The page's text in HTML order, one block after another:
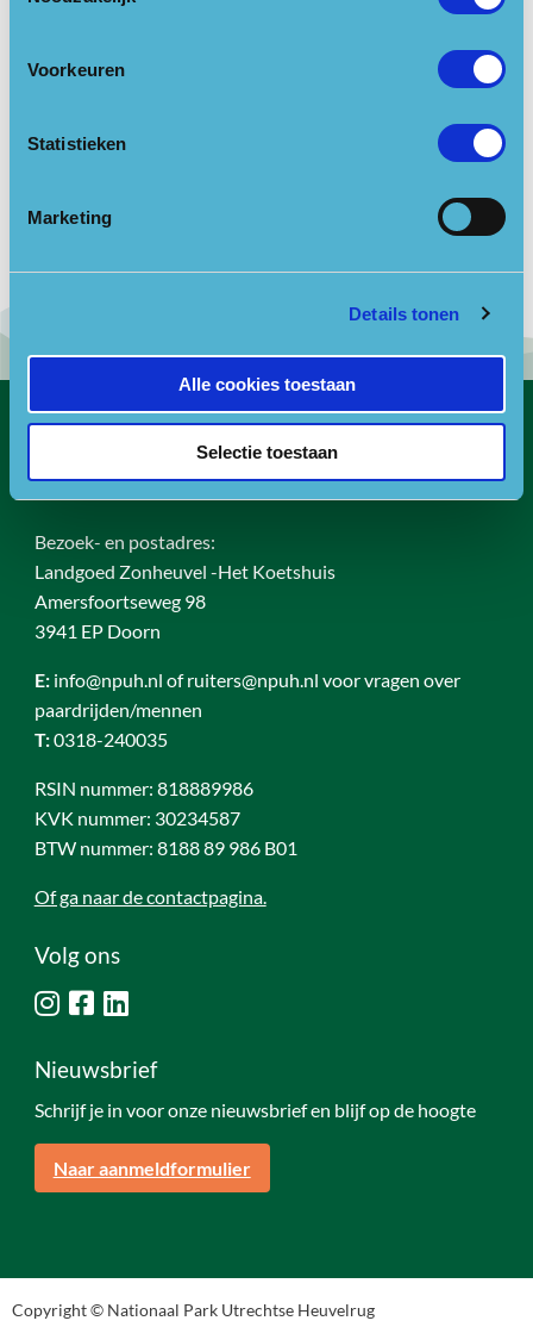
Voorkeuren
Statistieken
Marketing
Details tonen
Alle cookies toestaan
Selectie toestaan
Bezoek- en postadres:
Landgoed Zonheuvel -Het Koetshuis
Amersfoortseweg 98
3941 EP Doorn
E:info@npuh.nl of ruiters@npuh.nl voor vragen over
paardrijden/mennen
T:0318-240035
RSIN nummer: 818889986
KVK nummer: 30234587
BTW nummer: 8188 89 986 B01
Of ga naar de contactpagina.
Volg ons
Nieuwsbrief
Schrijf je in voor onze nieuwsbrief en blijf op de hoogte
Naar aanmeldformulier
Copyright © Nationaal Park Utrechtse Heuvelrug